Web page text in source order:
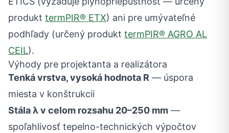
produkt termPIR® ETX) ani pre umývateľné
podhľady (určený produkt termPIR® AGRO AL
CEIL).
Výhody pre projektanta a realizátora
Tenká vrstva, vysoká hodnota R — úspora
miesta v konštrukcii
Stála λ v celom rozsahu 20–250 mm —
spoľahlivosť tepelno-technických výpočtov